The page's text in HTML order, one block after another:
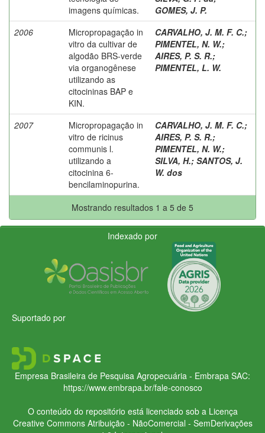
imagens químicas.
GOMES, J. P.
2006
Micropropagação in
vitro da cultivar de
algodão BRS-verde
via organogênese
utilizando as
citocininas BAP e
KIN.
CARVALHO, J. M. F. C.;
PIMENTEL, N. W.;
AIRES, P. S. R.;
PIMENTEL, L. W.
2007
Micropropagação in
vitro de ricinus
communis l.
utilizando a
citocinina 6-
bencilaminopurina.
CARVALHO, J. M. F. C.;
AIRES, P. S. R.;
PIMENTEL, N. W.;
SILVA, H.; SANTOS, J.
W. dos
Mostrando resultados 1 a 5 de 5
Indexado por
Suportado por
Empresa Brasileira de Pesquisa Agropecuária - Embrapa SAC:
https://www.embrapa.br/fale-conosco
O conteúdo do repositório está licenciado sob a Licença
Creative CommonsAtribuição - NãoComercial - SemDerivações